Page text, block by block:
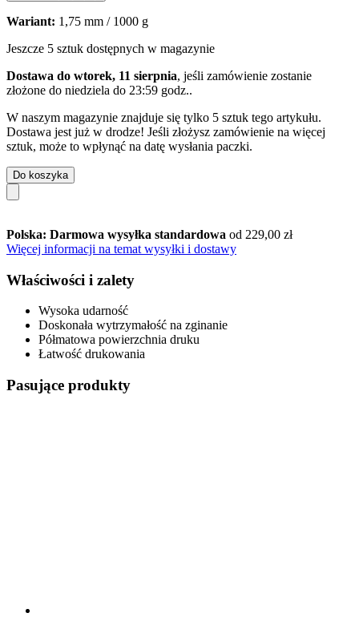
Wariant: 1,75 mm / 1000 g
Jeszcze 5 sztuk dostępnych w magazynie
Dostawa do wtorek, 11 sierpnia, jeśli zamówienie zostanie
złożone do niedziela do 23:59 godz..
W naszym magazynie znajduje się tylko 5 sztuk tego artykułu.
Dostawa jest już w drodze! Jeśli złożysz zamówienie na więcej
sztuk, może to wpłynąć na datę wysłania paczki.
Do koszyka
Polska: Darmowa wysyłka standardowa od 229,00 zł
Więcej informacji na temat wysyłki i dostawy
Właściwości i zalety
Wysoka udarność
Doskonała wytrzymałość na zginanie
Półmatowa powierzchnia druku
Łatwość drukowania
Pasujące produkty